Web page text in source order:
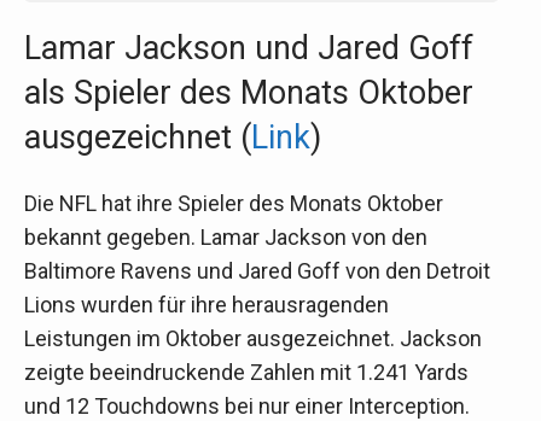
Lamar Jackson und Jared Goff
als Spieler des Monats Oktober
ausgezeichnet (Link)
Die NFL hat ihre Spieler des Monats Oktober
bekannt gegeben. Lamar Jackson von den
Baltimore Ravens und Jared Goff von den Detroit
Lions wurden für ihre herausragenden
Leistungen im Oktober ausgezeichnet. Jackson
zeigte beeindruckende Zahlen mit 1.241 Yards
und 12 Touchdowns bei nur einer Interception.